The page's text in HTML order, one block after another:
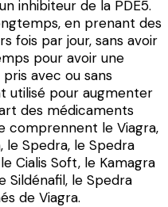
inhibiteur de la PDE5.
en prenant des
fois par jour, sans avoir
pour avoir une
avec ou sans
utilisé pour augmenter
des médicaments
comprennent le Viagra,
le Spedra, le Spedra
Cialis Soft, le Kamagra
Sildénafil, le Spedra
de Viagra.